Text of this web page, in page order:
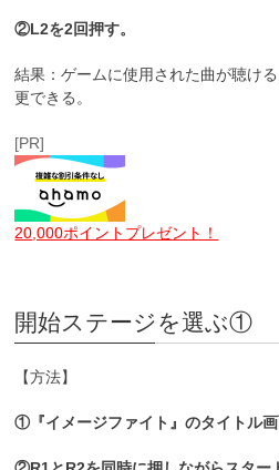
②L2を2回押す。
結果：ゲームに使用された曲が聴け
更できる。
[PR]
20,000ポイントプレゼント！
開始ステージを選ぶ①
【方法】
①『イメージファイト』のタイトル画